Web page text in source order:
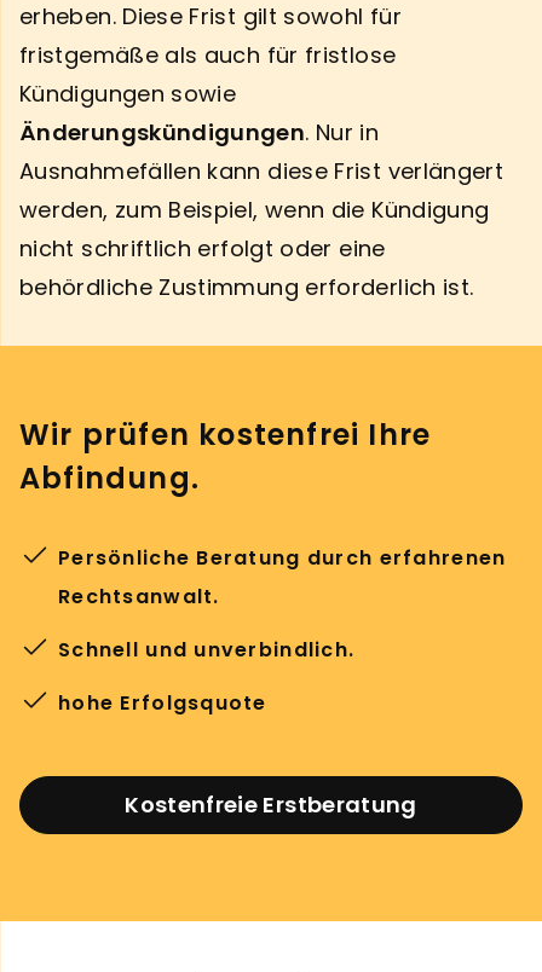
erheben. Diese Frist gilt sowohl für
fristgemäße als auch für fristlose
Kündigungen sowie
Änderungskündigungen. Nur in
Ausnahmefällen kann diese Frist verlängert
werden, zum Beispiel, wenn die Kündigung
nicht schriftlich erfolgt oder eine
behördliche Zustimmung erforderlich ist.
Wir prüfen kostenfrei Ihre
Abfindung.
Persönliche Beratung durch erfahrenen
Rechtsanwalt.
Schnell und unverbindlich.
hohe Erfolgsquote
Kostenfreie Erstberatung